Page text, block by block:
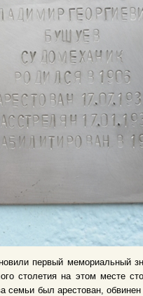
первый мемориальный
столетия на этом месте
был арестован, обвинен